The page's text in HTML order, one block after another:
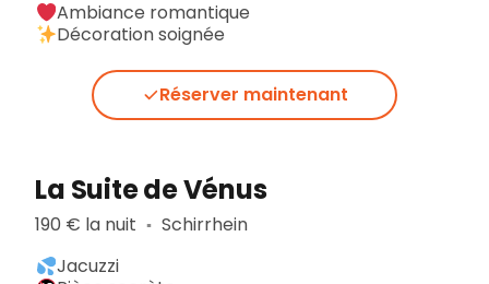
Ambiance romantique
Décoration soignée
Réserver maintenant
La Suite de Vénus
190 € la nuit ▪︎ Schirrhein
Jacuzzi